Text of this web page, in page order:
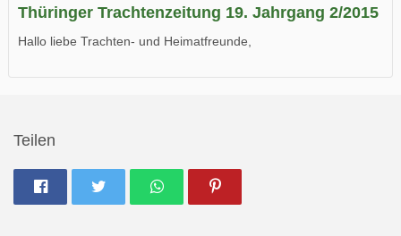
Thüringer Trachtenzeitung 19. Jahrgang 2/2015
Hallo liebe Trachten- und Heimatfreunde,
Teilen